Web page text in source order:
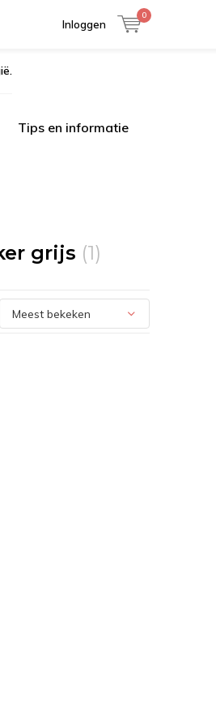
Inloggen
0
Tips en informatie
grijs (1)